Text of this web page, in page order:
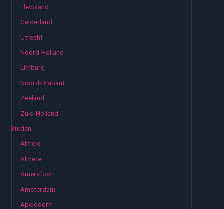
Flevoland
Gelderland
Utrecht
Noord-Holland
Limburg
Noord-Brabant
Zeeland
Zuid-Holland
Steden
Almelo
Almere
Amersfoort
Amsterdam
Apeldoorn